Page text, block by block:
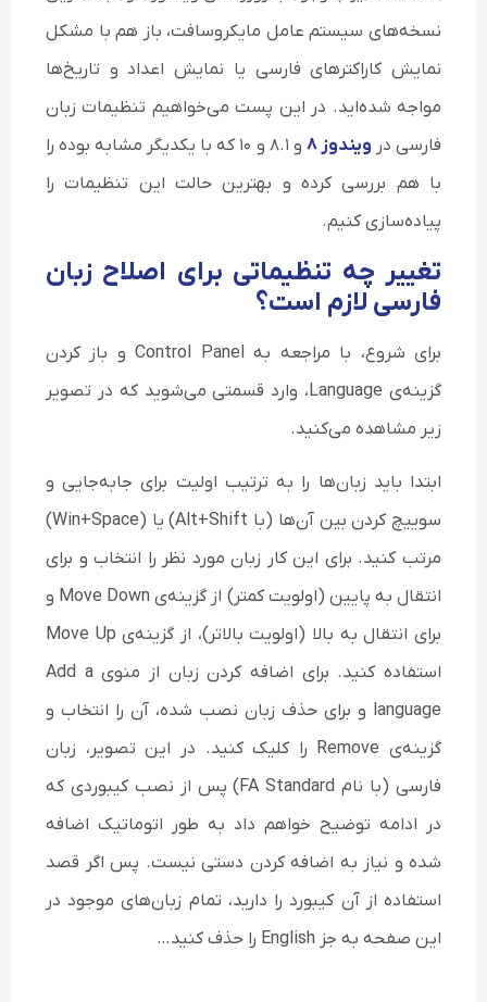
نسخه‌های سیستم عامل مایکروسافت، باز هم با مشکل
نمایش کاراکترهای فارسی یا نمایش اعداد و تاریخ‌ها
مواجه شده‌اید. در این پست می‌خواهیم تنظیمات زبان
فارسی در ویندوز ۸
و ۸.۱ و ۱۰ که با یکدیگر مشابه بوده را
با هم بررسی کرده و بهترین حالت این تنظیمات را
پیاده‌سازی کنیم.
تغییر چه تنظیماتی برای اصلاح زبان
فارسی لازم است؟
برای شروع، با مراجعه به Control Panel و باز کردن
گزینه‌ی Language، وارد قسمتی می‌شوید که در تصویر
زیر مشاهده می‌کنید.
ابتدا باید زبان‌ها را به ترتیب اولیت برای جابه‌جایی و
سوییچ کردن بین آن‌ها (با Alt+Shift) یا (Win+Space)
مرتب کنید. برای این کار زبان مورد نظر را انتخاب و برای
انتقال به پایین (اولویت کمتر) از گزینه‌ی Move Down و
برای انتقال به بالا (اولویت بالاتر)، از گزینه‌ی Move Up
استفاده کنید. برای اضافه کردن زبان از منوی Add a
language و برای حذف زبان نصب شده، آن را انتخاب و
گزینه‌ی Remove را کلیک کنید. در این تصویر، زبان
فارسی (با نام FA Standard) پس از نصب کیبوردی که
در ادامه توضیح خواهم داد به طور اتوماتیک اضافه
شده و نیاز به اضافه کردن دستی نیست. پس اگر قصد
استفاده از آن کیبورد را دارید، تمام زبان‌های موجود در
این صفحه به جز English را حذف کنید…